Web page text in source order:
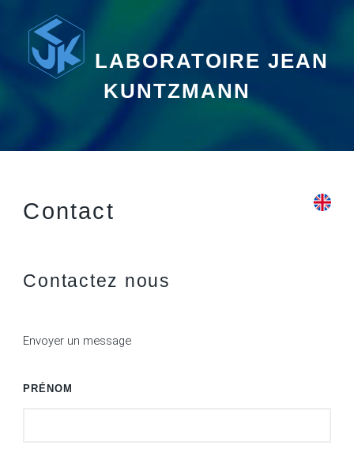
LABORATOIRE JEAN
KUNTZMANN
Contact
Contactez nous
Envoyer un message
PRÉNOM